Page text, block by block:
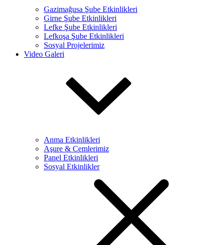
Gazimağusa Şube Etkinlikleri
Girne Şube Etkinlikleri
Lefke Şube Etkinlikleri
Lefkoşa Şube Etkinlikleri
Sosyal Projelerimiz
Video Galeri
Anma Etkinlikleri
Aşure & Cemlerimiz
Panel Etkinlikleri
Sosyal Etkinlikler